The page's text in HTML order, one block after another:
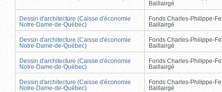
Baillairgé
Dessin d'architecture (Caisse d'économie
Notre-Dame-de-Québec)
Fonds Charles-Philippe-
Baillairgé
Dessin d'architecture (Caisse d'économie
Notre-Dame-de-Québec)
Fonds Charles-Philippe-
Baillairgé
Dessin d'architecture (Caisse d'économie
Notre-Dame-de-Québec)
Fonds Charles-Philippe-
Baillairgé
Dessin d'architecture (Caisse d'économie
Notre-Dame-de-Québec)
Fonds Charles-Philippe-
Baillairgé